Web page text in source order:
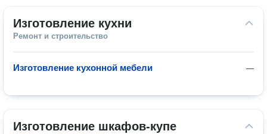
Изготовление кухни
Ремонт и строительство
—
Изготовление кухонной мебели
Изготовление шкафов-купе